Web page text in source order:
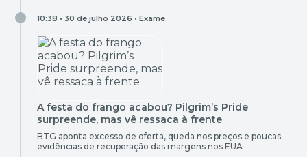
10:38 • 30 de julho 2026 • Exame
A festa do frango acabou? Pilgrim’s Pride
surpreende, mas vê ressaca à frente
BTG aponta excesso de oferta, queda nos preços e poucas
evidências de recuperação das margens nos EUA